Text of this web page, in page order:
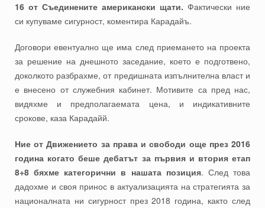
16 от Съединените американски щати. Фактически ние
си купуваме сигурност, коментира Карадайъ.
Договори евентуално ще има след приемането на проекта
за решение на днешното заседание, което е подготвено,
доколкото разбрахме, от предишната изпълнителна власт и
е внесено от служебния кабинет. Мотивите са пред нас,
видяхме и предполагаемата цена, и индикативните
срокове, каза Карадайй.
Ние от Движението за права и свободи още през 2016
година когато беше дебатът за първия и втория етап
8+8 бяхме категорични в нашата позиция. След това
дадохме и своя принос в актуализацията на стратегията за
националната ни сигурност през 2018 година, както след